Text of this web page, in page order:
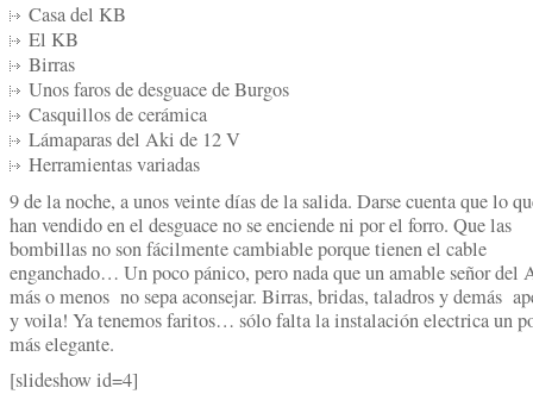
Casa del KB
El KB
Birras
Unos faros de desguace de Burgos
Casquillos de cerámica
Lámaparas del Aki de 12 V
Herramientas variadas
9 de la noche, a unos veinte días de la salida. Darse cuenta que lo
han vendido en el desguace no se enciende ni por el forro. Que las
bombillas no son fácilmente cambiable porque tienen el cable
enganchado… Un poco pánico, pero nada que un amable señor del
más o menos no sepa aconsejar. Birras, bridas, taladros y demás
y voila! Ya tenemos faritos… sólo falta la instalación electrica un
más elegante.
[slideshow id=4]